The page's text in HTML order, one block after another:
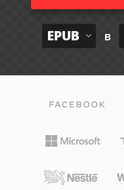
EPUB в